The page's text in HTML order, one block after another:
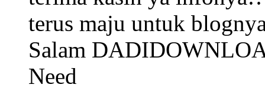
terus maju untuk
Salam
Need